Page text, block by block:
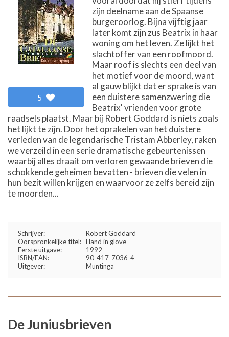
5
zijn deelname aan de Spaanse
burgeroorlog. Bijna vijftig jaar
later komt zijn zus Beatrix in haar
woning om het leven. Ze lijkt het
slachtoffer van een roofmoord.
Maar roof is slechts een deel van
het motief voor de moord, want
al gauw blijkt dat er sprake is van
een duistere samenzwering die
Beatrix' vrienden voor grote
raadsels plaatst. Maar bij Robert Goddard is niets zoals
het lijkt te zijn. Door het oprakelen van het duistere
verleden van de legendarische Tristam Abberley, raken
we verzeild in een serie dramatische gebeurtenissen
waarbij alles draait om verloren gewaande brieven die
schokkende geheimen bevatten - brieven die velen in
hun bezit willen krijgen en waarvoor ze zelfs bereid zijn
te moorden...
Schrijver:
Robert Goddard
Oorspronkelijke titel: Hand in glove
Eerste uitgave:
1992
ISBN/EAN:
90-417-7036-4
Uitgever:
Muntinga
De Juniusbrieven